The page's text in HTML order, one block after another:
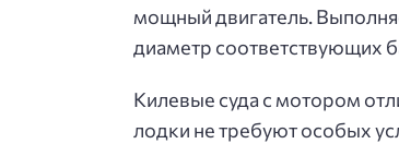
мощный двигатель.
диаметр соответствующих
Килевые суда с мотором
лодки не требуют особых